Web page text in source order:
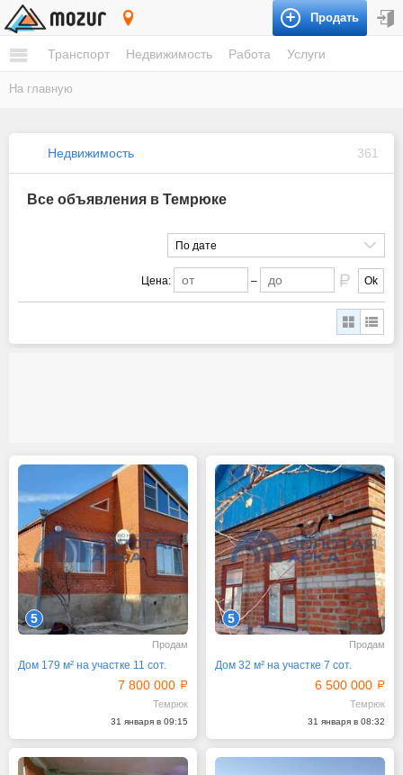
Продать
Транспорт Недвижимость Работа Услуги
На главную
Недвижимость 361
Все объявления в Темрюке
По дате
Цена: – Ok
5
Продам
Дом 179 м² на участке 11 сот.
7 800 000
Темрюк
31 января в 09:15
5
Продам
Дом 32 м² на участке 7 сот.
6 500 000
Темрюк
31 января в 08:32